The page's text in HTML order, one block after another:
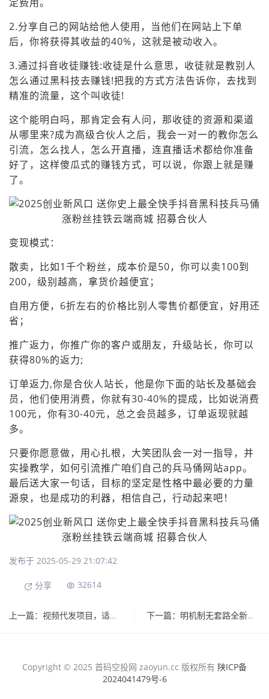
2.分享自己的网站给他人使用，当他们在网站上下单
后，你将获得其收益的40%，这就是被动收入。
3.通过抖音收徒赚钱:收徒是什么意思，收徒就是教别人
怎么通过黑科技去赚钱!把我的方式方法告诉你，去找到
精准的流量，这个叫收徒!
这个能明白吗，那肯定会有人问，那收徒的资源和渠道
从哪里来?成为高级合伙人之后，我会一对一的教你怎么
引流，怎么找人，怎么开直播，连直播话术都给你准备
好了，这样傻瓜式的赚钱方式，可以说，你跟上就是赚
了。
变现模式：
散卖，比如1千个粉丝，成本价是50，你可以卖100到
200，级别越高，拿货价越便宜；
自用方便，6折左右的价格比别人零售价都便宜，好用还
省；
推广返力，你推广你的客户或朋友，升级站长，你可以
获得80%的返力;
订单返力,你是合伙人站长，他是你下面的站长及基础会
员，他们使用消费，你就有30-40%的提成，比如说消费
100元，你有30-40元，总之会员越多，订单返现就越
多。
只要你愿意做，用心扎根，大笑团队会一对一指导，并
实操教学，如何引流推广咱们自己的兵马俑网站app。
最后送大家一句话，目标的坚定是性格中最必要的力量
源泉，也是成功的利器，相信自己，行动起来吧！
发布于 2025-05-29 21:07:42
分享 32614
上一篇：视频代发项目，适合新手小白，附平台 下一篇：明机制无套路全新开服打金赚米游戏
Copyright © 2025 首码空投网 zaoyun.cc 版权所有 陕ICP备
2024041479号-6